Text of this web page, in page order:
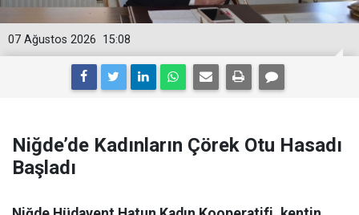
15:08
07 Ağustos 2026
Niğde’de Kadınların Çörek Otu Hasadı
Başladı